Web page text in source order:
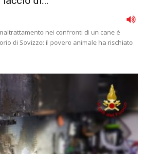
nei confronti di un cane è
di Sovizzo: il povero animale ha rischiato